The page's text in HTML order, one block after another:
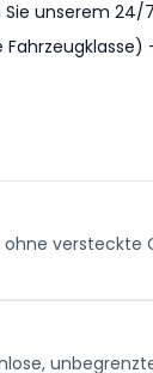
Sie unserem 24/
ohne versteckte